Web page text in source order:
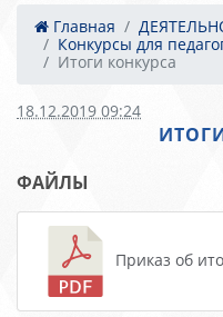
Главная
Конкурсы для
Итоги конкурса
18.12.2019 09:24
ФАЙЛЫ
Приказ об